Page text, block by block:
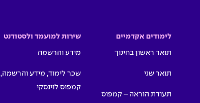
לימודים אקדמיים
תואר ראשון בחינוך
תואר שני
תעודת הוראה – קמפוס
שירות למועמד ולסטודנט
מידע והרשמה
שכר לימוד, מידע והרשמה,
קמפוס לוינסקי